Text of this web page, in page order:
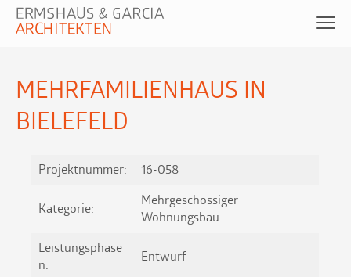
MEHRFAMILIENHAUS IN
BIELEFELD
Projektnummer: 16-058
Kategorie:
Mehrgeschossiger
Wohnungsbau
Leistungsphase
n:
Entwurf